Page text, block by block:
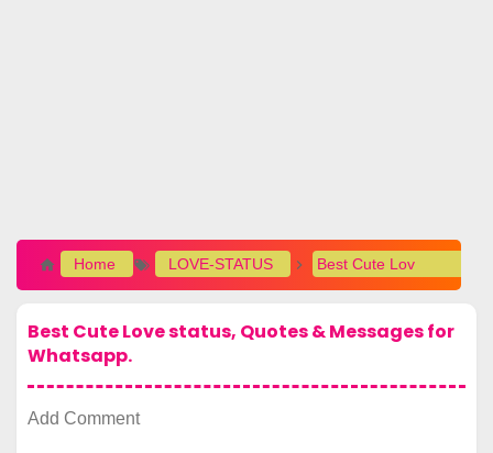
Home LOVE-STATUS Best Cute Love status, Quotes & Messages for Whatsapp.
Best Cute Love status, Quotes & Messages for
Whatsapp.
Add Comment